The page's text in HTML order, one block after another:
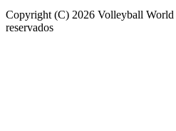
Copyright (C) 2026 Volleyball World
reservados